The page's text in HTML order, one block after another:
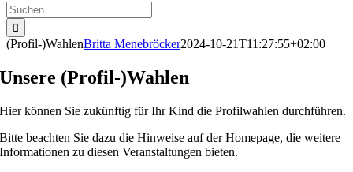
Suche
nach:
(Profil-)WahlenBritta Menebröcker2024-10-21T11:27:55+02:00
Unsere (Profil-)Wahlen
Hier können Sie zukünftig für Ihr Kind die Profilwahlen durchführen.
Bitte beachten Sie dazu die Hinweise auf der Homepage, die weitere
Informationen zu diesen Veranstaltungen bieten.